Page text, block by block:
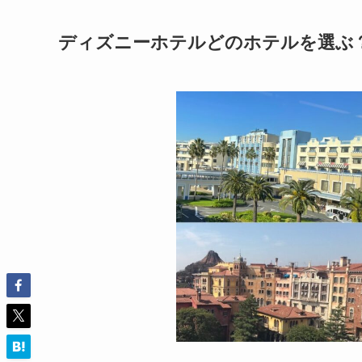
ディズニーホテルどのホテルを選ぶ